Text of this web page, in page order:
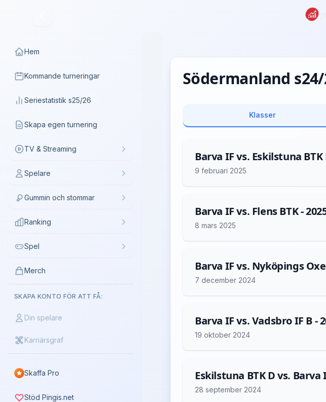
Hem
Kommande turneringar
Seriestatistik s25/26
Skapa egen turnering
TV & Streaming
Spelare
Gummin och stommar
Ranking
Spel
Merch
SKAPA KONTO FÖR ATT FÅ:
Din spelare
Karriärsgraf
Skaffa Pro
Stöd Pingis.net
Södermanland
Klasser
Barva IF vs. Eskilstuna BTK
9 februari 2025
Barva IF vs. Flens BTK -
8 mars 2025
Barva IF vs. Nyköpings
7 december 2024
Barva IF vs. Vadsbro IF B -
19 oktober 2024
Eskilstuna BTK D vs. Barva
28 september 2024